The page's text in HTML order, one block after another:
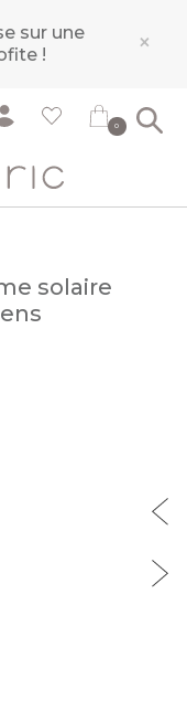
sur une
! ×
0
solaire